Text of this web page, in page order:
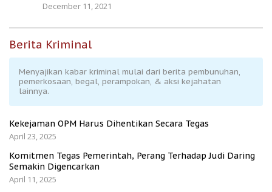
December 11, 2021
Berita Kriminal
Menyajikan kabar kriminal mulai dari berita pembunuhan,
pemerkosaan, begal, perampokan, & aksi kejahatan
lainnya.
Kekejaman OPM Harus Dihentikan Secara Tegas
April 23, 2025
Komitmen Tegas Pemerintah, Perang Terhadap Judi Daring
Semakin Digencarkan
April 11, 2025